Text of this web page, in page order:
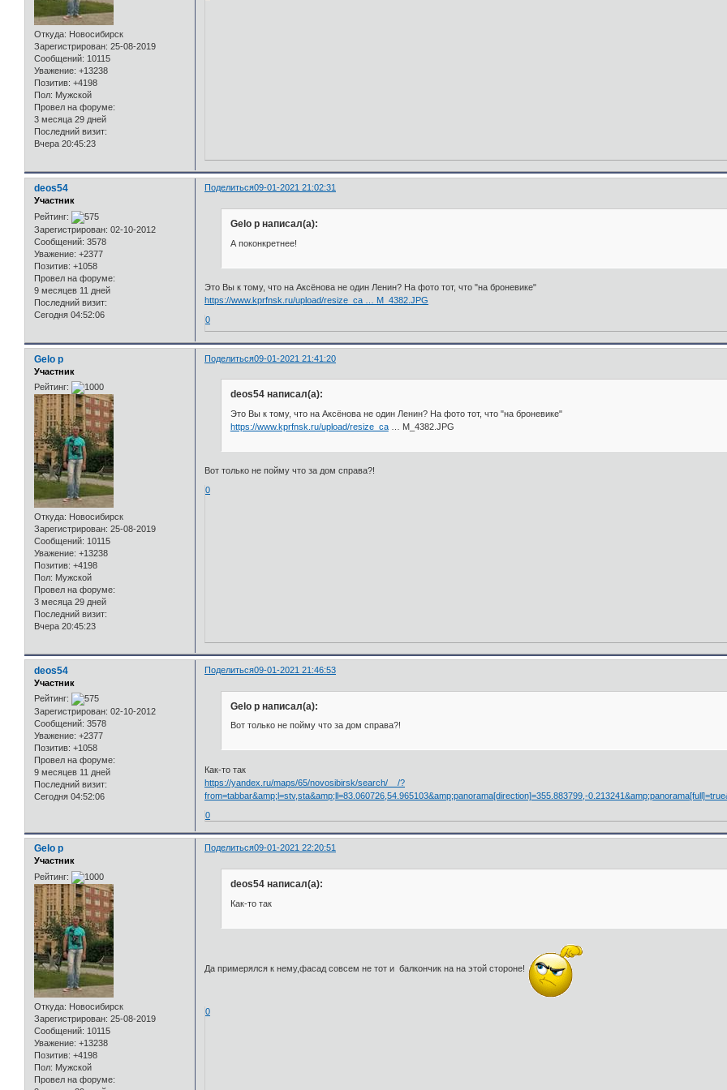
Откуда: Новосибирск
Зарегистрирован: 25-08-2019
Сообщений: 10115
Уважение: +13238
Позитив: +4198
Пол: Мужской
Провел на форуме:
3 месяца 29 дней
Последний визит:
Вчера 20:45:23
Поделиться09-01-2021 21:02:31
deos54
Участник
Рейтинг:
Зарегистрирован: 02-10-2012
Сообщений: 3578
Уважение: +2377
Позитив: +1058
Провел на форуме:
9 месяцев 11 дней
Последний визит:
Сегодня 04:52:06
Gelo p написал(а):
А поконкретнее!
Это Вы к тому, что на Аксёнова не один Ленин? На фото тот, что "на броневике"
https://www.kprfnsk.ru/upload/resize_ca … M_4382.JPG
0
Поделиться09-01-2021 21:41:20
Gelo p
Участник
Рейтинг:
Откуда: Новосибирск
Зарегистрирован: 25-08-2019
Сообщений: 10115
Уважение: +13238
Позитив: +4198
Пол: Мужской
Провел на форуме:
3 месяца 29 дней
Последний визит:
Вчера 20:45:23
deos54 написал(а):
Это Вы к тому, что на Аксёнова не один Ленин? На фото тот, что "на броневике"
https://www.kprfnsk.ru/upload/resize_ca… M_4382.JPG
Вот только не пойму что за дом справа?!
0
Поделиться09-01-2021 21:46:53
deos54
Участник
Рейтинг:
Зарегистрирован: 02-10-2012
Сообщений: 3578
Уважение: +2377
Позитив: +1058
Провел на форуме:
9 месяцев 11 дней
Последний визит:
Сегодня 04:52:06
Gelo p написал(а):
Вот только не пойму что за дом справа?!
Как-то так
https://yandex.ru/maps/65/novosibirsk/search/ /?
from=tabbar&amp;l=stv,sta&amp;ll=83.060726,54.965103&amp;panorama[direction]=355.883799,-
0
Поделиться09-01-2021 22:20:51
Gelo p
Участник
Рейтинг:
Откуда: Новосибирск
Зарегистрирован: 25-08-2019
Сообщений: 10115
Уважение: +13238
Позитив: +4198
Пол: Мужской
Провел на форуме:
deos54 написал(а):
Как-то так
Да примерялся к нему,фасад совсем не тот и балкончик на на этой стороне!
0